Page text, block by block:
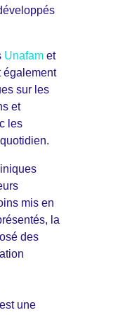
Unafamet
sur les
et
les
mis en
la
des
une